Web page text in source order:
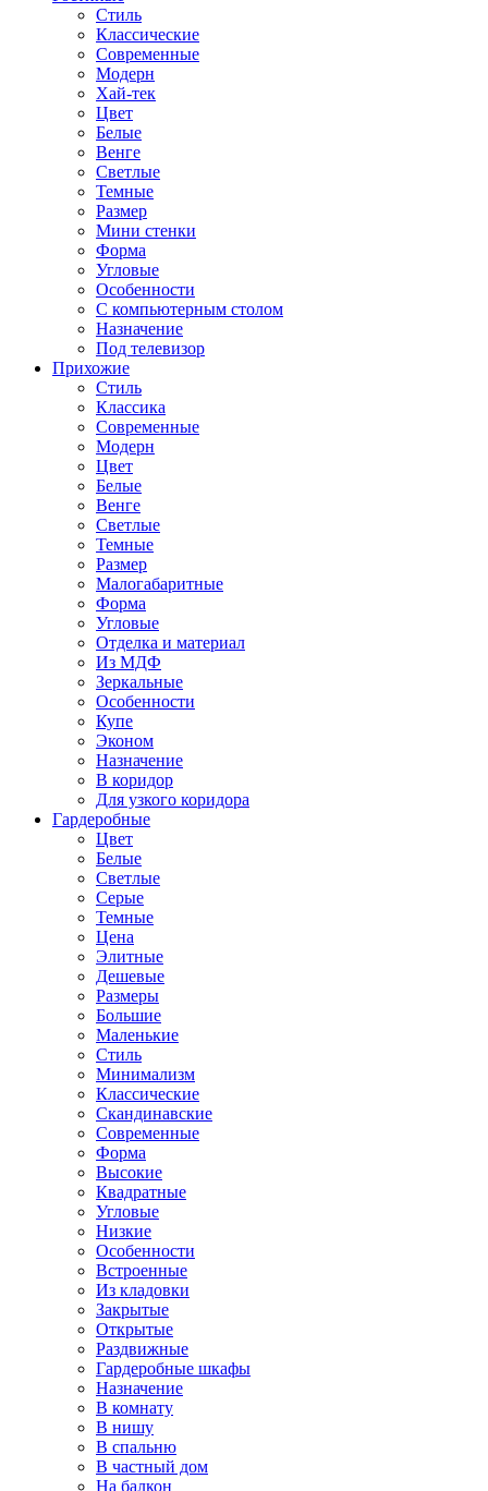
Стиль
Классические
Современные
Модерн
Хай-тек
Цвет
Белые
Венге
Светлые
Темные
Размер
Мини стенки
Форма
Угловые
Особенности
С компьютерным столом
Назначение
Под телевизор
Прихожие
Стиль
Классика
Современные
Модерн
Цвет
Белые
Венге
Светлые
Темные
Размер
Малогабаритные
Форма
Угловые
Отделка и материал
Из МДФ
Зеркальные
Особенности
Купе
Эконом
Назначение
В коридор
Для узкого коридора
Гардеробные
Цвет
Белые
Светлые
Серые
Темные
Цена
Элитные
Дешевые
Размеры
Большие
Маленькие
Стиль
Минимализм
Классические
Скандинавские
Современные
Форма
Высокие
Квадратные
Угловые
Низкие
Особенности
Встроенные
Из кладовки
Закрытые
Открытые
Раздвижные
Гардеробные шкафы
Назначение
В комнату
В нишу
В спальню
В частный дом
На балкон